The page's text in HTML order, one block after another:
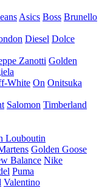
Asics Boss Brunello
Diesel Dolce
Zanotti Golden
White On Onitsuka
Salomon Timberland
Louboutin
Golden Goose
Balance Nike
Puma
Valentino